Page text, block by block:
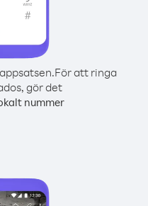
För att ringa
gör det
nummer